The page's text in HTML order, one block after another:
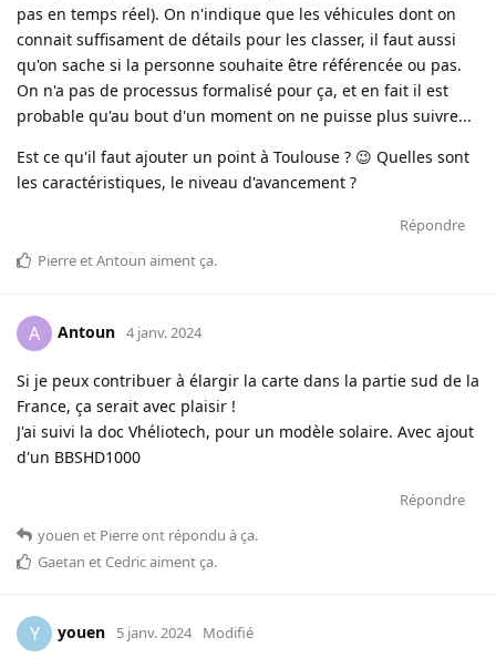
pas en temps réel). On n'indique que les véhicules dont on
connait suffisament de détails pour les classer, il faut aussi
qu'on sache si la personne souhaite être référencée ou pas.
On n'a pas de processus formalisé pour ça, et en fait il est
probable qu'au bout d'un moment on ne puisse plus suivre...
Est ce qu'il faut ajouter un point à Toulouse ? 😉 Quelles sont
les caractéristiques, le niveau d'avancement ?
Répondre
PierreetAntoun aiment ça.
A Antoun 4 janv. 2024
Si je peux contribuer à élargir la carte dans la partie sud de la
France, ça serait avec plaisir !
J'ai suivi la doc Vhéliotech, pour un modèle solaire. Avec ajout
d'un BBSHD1000
Répondre
youen et Pierreont répondu à ça.
Gaetan et Cedricaiment ça.
Y youen 5 janv. 2024 Modifié